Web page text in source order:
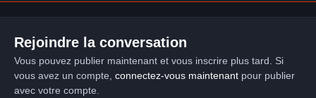
Rejoindre la conversation
Vous pouvez publier maintenant et vous inscrire plus tard. Si
vous avez un compte, connectez-vous maintenantpour publier
avec votre compte.